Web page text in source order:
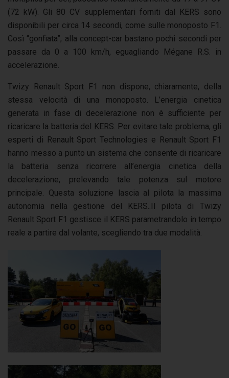
(72 kW). Gli 80 CV supplementari forniti dal KERS sono
disponibili per circa 14 secondi, come sulle monoposto F1.
Così “gonfiata”, alla concept-car bastano pochi secondi per
passare da 0 a 100 km/h, eguagliando Mégane R.S. in
accelerazione.
Twizy Renault Sport F1 non dispone, chiaramente, della
stessa velocità di una monoposto. L’energia cinetica
generata in fase di decelerazione non è sufficiente per
ricaricare la batteria del KERS. Per evitare tale problema, gli
esperti di Renault Sport Technologies e Renault Sport F1
hanno messo a punto un sistema che consente di ricaricare
la batteria senza ricorrere all’energia cinetica della
decelerazione, prelevando tale potenza sul motore
principale. Questa soluzione lascia al pilota la massima
autonomia nella gestione del KERS..Il pilota di Twizy
Renault Sport F1 gestisce il KERS parametrandolo in tempo
reale a partire dal volante, scegliendo tra due modalità.